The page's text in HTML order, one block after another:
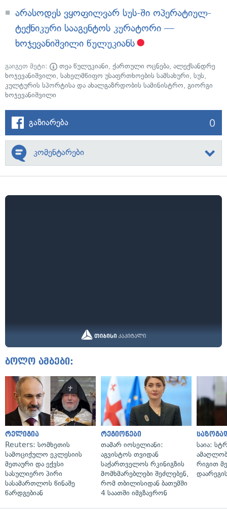
არასოდეს ვყოფილვარ სუს-ში ოპერატიულ-
ტექნიკური სააგენტოს კურატორი —
ხოჯევანიშვილი წულუკიანს
გაიგეთ მეტი: თეა წულუკიანი, ქართული ოცნება, ალექსანდრე
ხოჯევანიშვილი, სახელმწიფო უსაფრთხოების სამსახური, სუს,
კულტურის სპორტისა და ახალგაზრდობის სამინისტრო, გიორგი
ხოჯევანიშვილი
გაზიარება 0
კომენტარები
ბოლო ამბები:
რელიგია
Reuters: სომხეთის
სამოციქულო ეკლესიის
მეთაური და ექვსი
სასულიერო პირი
სასამართლოს წინაშე
წარდგებიან
რეგიონები
თამარ იოსელიანი:
აგვისტოს თვიდან
საქართველოს რკინიგზის
მომხმარებლები შეძლებენ,
რომ თბილისიდან ბათუმში
4 საათში იმგზავრონ
საია:
რიგით